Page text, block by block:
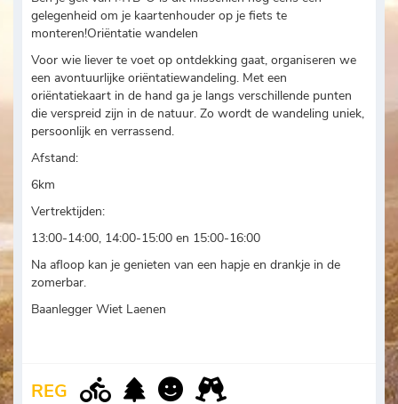
gelegenheid om je kaartenhouder op je fiets te
monteren!Oriëntatie wandelen​
​Voor wie liever te voet op ontdekking gaat, organiseren we
een avontuurlijke oriëntatiewandeling. Met een
oriëntatiekaart in de hand ga je langs verschillende punten
die verspreid zijn in de natuur. Zo wordt de wandeling uniek,
persoonlijk en verrassend.
Afstand:
6km
Vertrektijden:
13:00-14:00, 14:00-15:00 en 15:00-16:00
Na afloop kan je genieten van een hapje en drankje in de
zomerbar.
Baanlegger Wiet Laenen
REG